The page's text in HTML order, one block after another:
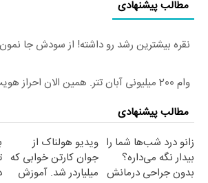
مطالب پیشنهادی
نقره بیشترین رشد رو داشته! از سودش جا نمون
وام 200 میلیونی آبان تتر. همین الان احراز هویت کن!
مطالب پیشنهادی
زانو درد شب‌ها شما را
بیدار نگه می‌داره؟
بدون جراحی درمانش
ویدیو هولناک از
جوان کارتن خوابی که
میلیاردر شد. آموزش